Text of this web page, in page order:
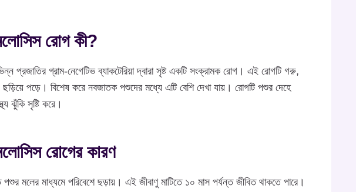
রোগ কী?
প্রজাতির গ্রাম-নেগেটিভ ব্যাকটেরিয়া দ্বারা সৃষ্ট একটি সংক্রামক রোগ। এই রোগটি গরু,
পড়ে। বিশেষ করে নবজাতক পশুদের মধ্যে এটি বেশি দেখা যায়। রোগটি পশুর দেহে
ঝুঁকি সৃষ্টি করে।
রোগের কারণ
পশুর মলের মাধ্যমে পরিবেশে ছড়ায়। এই জীবাণু মাটিতে ১০ মাস পর্যন্ত জীবিত থাকতে পারে।